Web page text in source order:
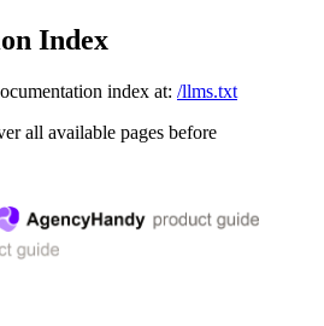
Index
index at: /llms.txt
all available pages before